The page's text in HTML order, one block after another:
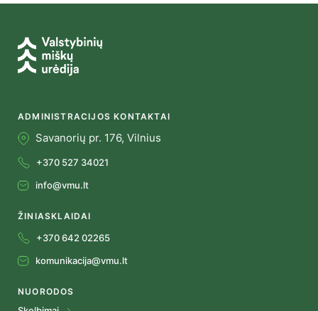
ADMINISTRACIJOS KONTAKTAI
Savanorių pr. 176, Vilnius
+370 527 34021
info@vmu.lt
ŽINIASKLAIDAI
+370 642 02265
komunikacija@vmu.lt
NUORODOS